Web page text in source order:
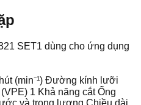
SET1 dùng cho ứng dụng
(min⁻¹) Đường kính lưỡi
1 Khả năng cắt Ống
và trọng lượng Chiều dài